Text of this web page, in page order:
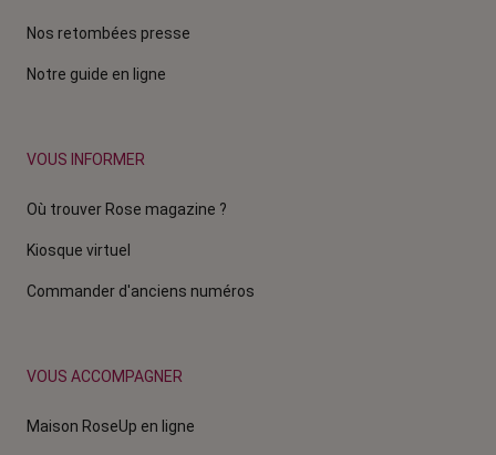
Nos retombées presse
Notre guide en ligne
VOUS INFORMER
Où trouver Rose magazine ?
Kiosque virtuel
Commander d'anciens numéros
VOUS ACCOMPAGNER
Maison RoseUp en ligne